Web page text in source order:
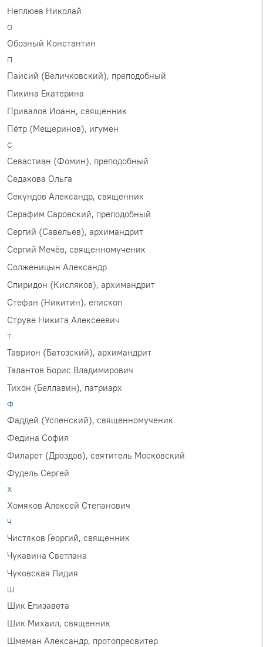
Неплюев Николай
О
Обозный Константин
П
Паисий (Величковский), преподобный
Пикина Екатерина
Привалов Иоанн, священник
Пётр (Мещеринов), игумен
С
Севастиан (Фомин), преподобный
Седакова Ольга
Секундов Александр, священник
Серафим Саровский, преподобный
Сергий (Савельев), архимандрит
Сергий Мечёв, священномученик
Солженицын Александр
Спиридон (Кисляков), архимандрит
Стефан (Никитин), епископ
Струве Никита Алексеевич
Т
Таврион (Батозский), архимандрит
Талантов Борис Владимирович
Тихон (Беллавин), патриарх
Ф
Фаддей (Успенский), священномученик
Федина София
Филарет (Дроздов), святитель Московский
Фудель Сергей
Х
Хомяков Алексей Степанович
Ч
Чистяков Георгий, священник
Чукавина Светлана
Чуковская Лидия
Ш
Шик Елизавета
Шик Михаил, священник
Шмеман Александр, протопресвитер